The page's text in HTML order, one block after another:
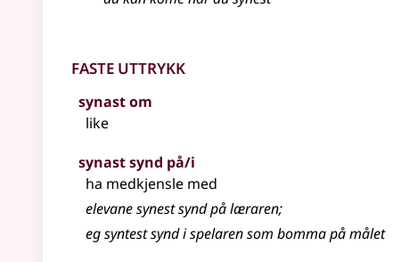
Faste uttrykk
synast om
like
synast synd på/i
ha medkjensle med
elevane synest synd på læraren;
eg syntest synd i spelaren som bomma på målet